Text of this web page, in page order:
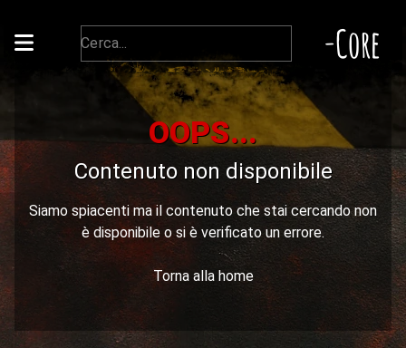
-Core
OOPS...
Contenuto non disponibile
Siamo spiacenti ma il contenuto che stai cercando non
è disponibile o si è verificato un errore.
Torna alla home